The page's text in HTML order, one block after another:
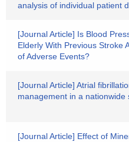
analysis of individual patient
[Journal Article] Is Blood
Elderly With Previous Stroke
of Adverse Events?
[Journal Article] Atrial
management in a nationwide
[Journal Article] Effect of